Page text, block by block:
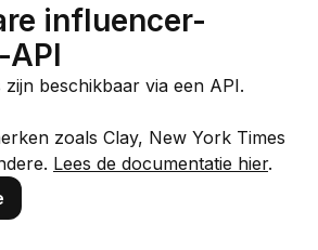
influencer-
beschikbaar via een API.
zoals Clay, New York Times
Lees de documentatie hier.